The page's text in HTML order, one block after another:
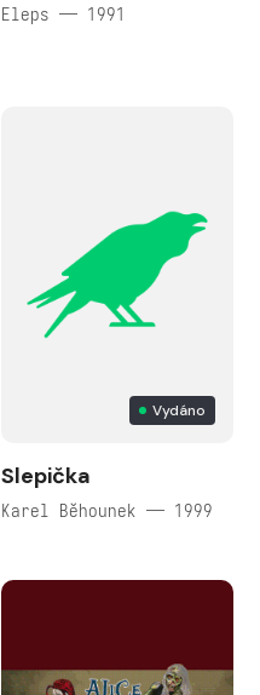
Eleps — 1991
Vydáno
Slepička
Karel Běhounek — 1999